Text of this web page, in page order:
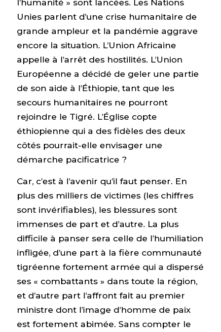
l’humanité » sont lancées. Les Nations
Unies parlent d’une crise humanitaire de
grande ampleur et la pandémie aggrave
encore la situation. L’Union Africaine
appelle à l’arrêt des hostilités. L’Union
Européenne a décidé de geler une partie
de son aide à l’Éthiopie, tant que les
secours humanitaires ne pourront
rejoindre le Tigré. L’Église copte
éthiopienne qui a des fidèles des deux
côtés pourrait-elle envisager une
démarche pacificatrice ?
Car, c’est à l’avenir qu’il faut penser. En
plus des milliers de victimes (les chiffres
sont invérifiables), les blessures sont
immenses de part et d’autre. La plus
difficile à panser sera celle de l’humiliation
infligée, d’une part à la fière communauté
tigréenne fortement armée qui a dispersé
ses « combattants » dans toute la région,
et d’autre part l’affront fait au premier
ministre dont l’image d’homme de paix
est fortement abimée. Sans compter le